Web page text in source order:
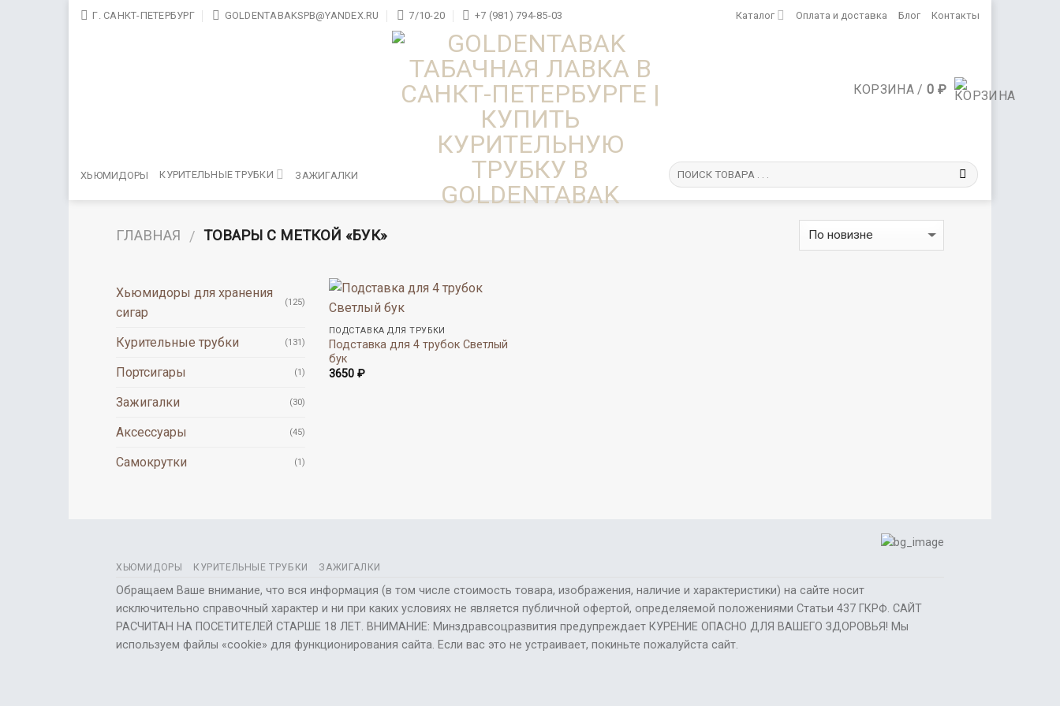
Skip Г. САНКТ-ПЕТЕРБУРГ GOLDENTABAKSPB@YANDEX.RU 7/10-20 +7 (981) 794-85-03 Каталог Оплата и доставка Блог Контакты
КОРЗИНА /0 ₽
ХЬЮМИДОРЫ КУРИТЕЛЬНЫЕ ТРУБКИ ЗАЖИГАЛКИ
ГЛАВНАЯ / ТОВАРЫ С МЕТКОЙ «БУК»
Хьюмидоры для хранения
сигар
(125)
Курительные трубки (131)
Портсигары (1)
Зажигалки (30)
Аксессуары (45)
Самокрутки (1)
ПОДСТАВКА ДЛЯ ТРУБКИ
Подставка для 4 трубок Светлый
бук
3650 ₽
ХЬЮМИДОРЫ КУРИТЕЛЬНЫЕ ТРУБКИ ЗАЖИГАЛКИ
Обращаем Ваше внимание, что вся информация (в том числе стоимость товара, изображения, наличие и характеристики) на сайте носит
исключительно справочный характер и ни при каких условиях не является публичной офертой, определяемой положениями Статьи 437 ГКРФ. САЙТ
РАСЧИТАН НА ПОСЕТИТЕЛЕЙ СТАРШЕ 18 ЛЕТ. ВНИМАНИЕ: Минздравсоцразвития предупреждает КУРЕНИЕ ОПАСНО ДЛЯ ВАШЕГО ЗДОРОВЬЯ! Мы
используем файлы «cookie» для функционирования сайта. Если вас это не устраивает, покиньте пожалуйста сайт.